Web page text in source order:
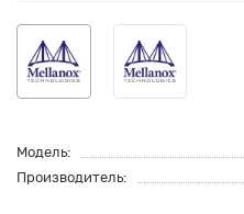
Модель:
Производитель: